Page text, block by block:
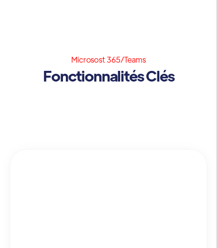
Microsost 365/Teams
Fonctionnalités Clés